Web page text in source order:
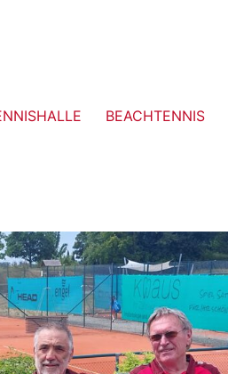
BEACHTENNIS